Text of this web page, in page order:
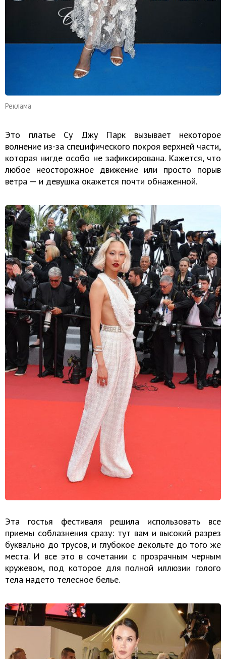
Реклама
Это платье Су Джу Парк вызывает некоторое
волнение из-за специфического покроя верхней части,
которая нигде особо не зафиксирована. Кажется, что
любое неосторожное движение или просто порыв
ветра — и девушка окажется почти обнаженной.
Эта гостья фестиваля решила использовать все
приемы соблазнения сразу: тут вам и высокий разрез
буквально до трусов, и глубокое декольте до того же
места. И все это в сочетании с прозрачным черным
кружевом, под которое для полной иллюзии голого
тела надето телесное белье.